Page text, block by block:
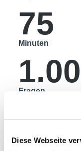
Diese Webseite
75
Minuten
Fragen